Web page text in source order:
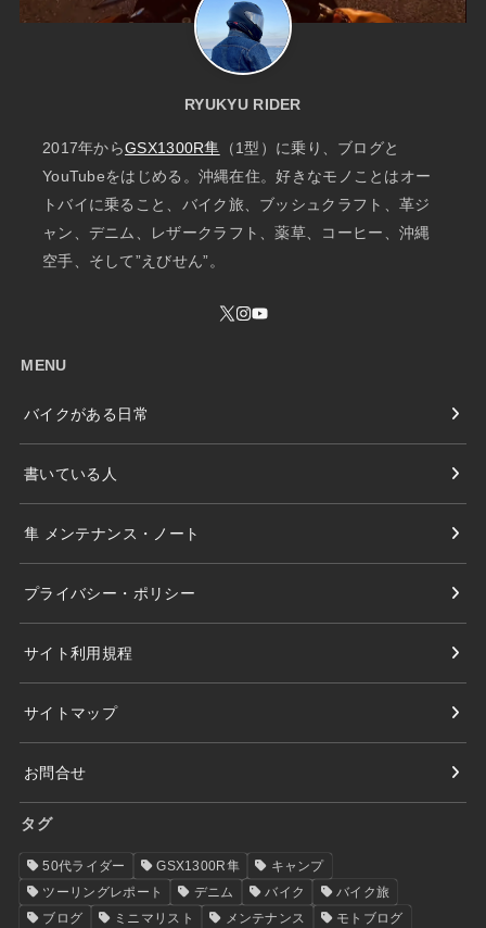
RYUKYU RIDER
2017年からGSX1300R隼 （1型）に乗り、ブログと
YouTubeをはじめる。沖縄在住。好きなモノことはオー
トバイに乗ること、バイク旅、ブッシュクラフト、革ジ
ャン、デニム、レザークラフト、薬草、コーヒー、沖縄
空手、そして”えびせん”。
MENU
バイクがある日常
書いている人
隼 メンテナンス・ノート
プライバシー・ポリシー
サイト利用規程
サイトマップ
お問合せ
タグ
50代ライダー GSX1300R隼
キャンプ
ツーリングレポート
デニム バイク
バイク旅
ブログ
ミニマリスト メンテナンス モトブログ